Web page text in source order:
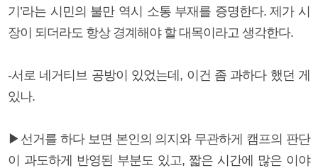
기’라는 시민의 불만 역시 소통 부재를 증명한다. 제가 시
장이 되더라도 항상 경계해야 할 대목이라고 생각한다.
-서로 네거티브 공방이 있었는데, 이건 좀 과하다 했던 게
있나.
▶선거를 하다 보면 본인의 의지와 무관하게 캠프의 판단
이 과도하게 반영된 부분도 있고, 짧은 시간에 많은 이야